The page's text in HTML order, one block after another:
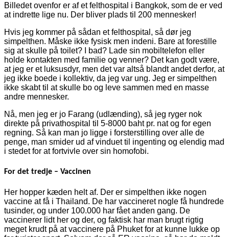
Billedet ovenfor er af et felthospital i Bangkok, som de er ved
at indrette lige nu. Der bliver plads til 200 mennesker!
Hvis jeg kommer på sådan et felthospital, så dør jeg
simpelthen. Måske ikke fysisk men indeni. Bare at forestille
sig at skulle på toilet? I bad? Lade sin mobiltelefon eller
holde kontakten med familie og venner? Det kan godt være,
at jeg er et luksusdyr, men det var altså blandt andet derfor, at
jeg ikke boede i kollektiv, da jeg var ung. Jeg er simpelthen
ikke skabt til at skulle bo og leve sammen med en masse
andre mennesker.
Nå, men jeg er jo Farang (udlænding), så jeg ryger nok
direkte på privathospital til 5-8000 baht pr. nat og for egen
regning. Så kan man jo ligge i forsterstilling over alle de
penge, man smider ud af vinduet til ingenting og elendig mad
i stedet for at fortvivle over sin homofobi.
For det tredje – Vaccinen
Her hopper kæden helt af. Der er simpelthen ikke nogen
vaccine at få i Thailand. De har vaccineret nogle få hundrede
tusinder, og under 100.000 har fået anden gang. De
vaccinerer lidt her og der, og faktisk har man brugt rigtig
meget krudt på at vaccinere på Phuket for at kunne lukke op